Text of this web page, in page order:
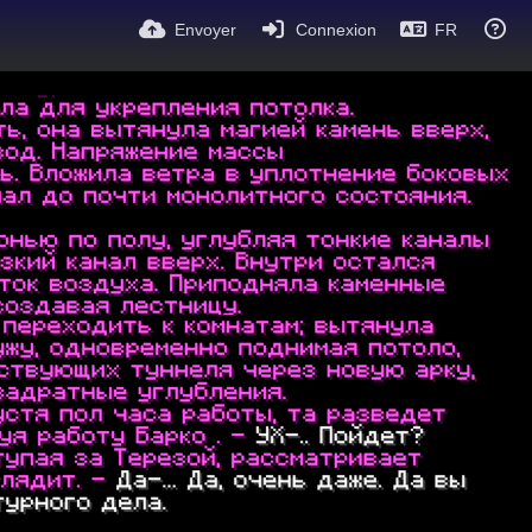
Envoyer Connexion FR